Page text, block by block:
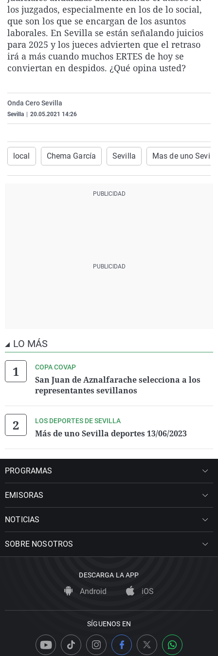
La rosa de los vientos
Gente viajera
Como el perro y el
Caso
Retornados
Equipo de
Operación Viuda
Extremadura
Galicia
La Rioja
Navarra
Virales
Televisión
Elecciones
los juzgados, especialmente en los de lo social,
que son los que se encargan de los asuntos
laborales. En Sevilla se están señalando juicios
para 2025 y los jueces advierten que el retraso
irá a más cuando muchos ERTES de hoy se
conviertan en despidos. ¿Qué opina usted?
Onda Cero Sevilla
Sevilla 20.05.2021 14:26
local Chema García Sevilla Mas de uno
LO MÁS
COPA COVAP
San Juan de Aznalfarache selecciona a los
representantes sevillanos
LOS DEPORTES DE SEVILLA
Más de uno Sevilla deportes 13/06/2023
PROGRAMAS
EMISORAS
NOTICIAS
SOBRE NOSOTROS
DESCARGA LA APP
Android iOS
SÍGUENOS EN